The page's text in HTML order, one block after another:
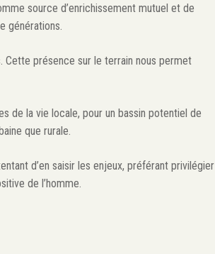
source d’enrichissement mutuel et de
générations.
Cette présence sur le terrain nous permet
de la vie locale, pour un bassin potentiel de
que rurale.
d’en saisir les enjeux, préférant privilégier
de l’homme.